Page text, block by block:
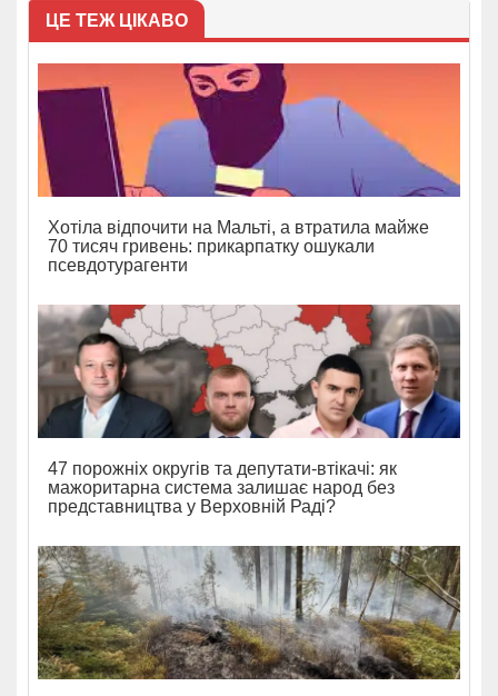
ЦЕ ТЕЖ ЦІКАВО
Хотіла відпочити на Мальті, а втратила майже
70 тисяч гривень: прикарпатку ошукали
псевдотурагенти
47 порожніх округів та депутати-втікачі: як
мажоритарна система залишає народ без
представництва у Верховній Раді?